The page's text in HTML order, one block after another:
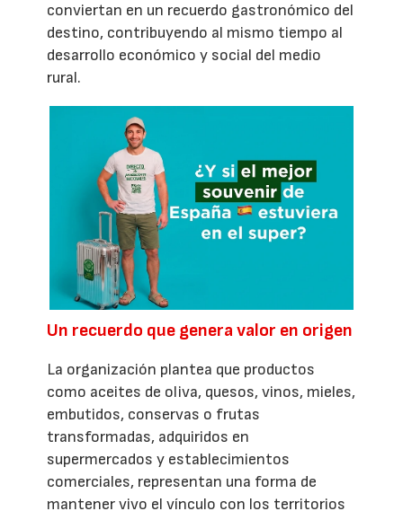
conviertan en un recuerdo gastronómico del
destino, contribuyendo al mismo tiempo al
desarrollo económico y social del medio
rural.
Un recuerdo que genera valor en origen
La organización plantea que productos
como aceites de oliva, quesos, vinos, mieles,
embutidos, conservas o frutas
transformadas, adquiridos en
supermercados y establecimientos
comerciales, representan una forma de
mantener vivo el vínculo con los territorios